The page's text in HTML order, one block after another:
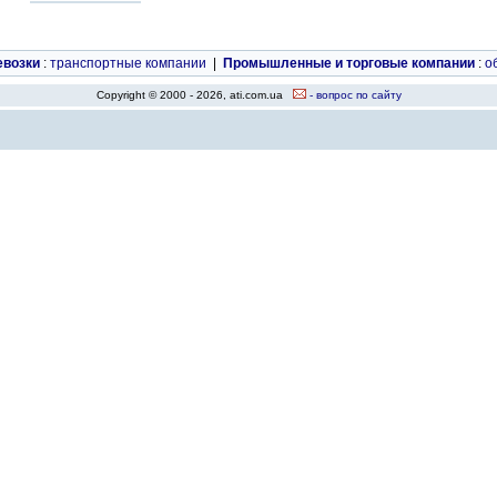
: транспортные компании Промышленные и торговые компании :
Copyright © 2000 - 2026, ati.com.ua - вопрос по сайту